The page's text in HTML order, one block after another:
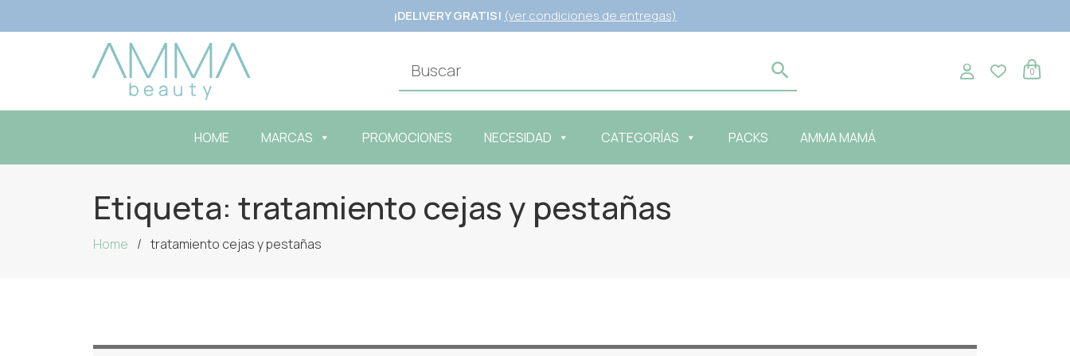
¡DELIVERY GRATIS! (ver condiciones de entregas)
0
HOME MARCAS PROMOCIONES NECESIDAD CATEGORÍAS PACKS AMMA MAMÁ
Etiqueta: tratamiento cejas y pestañas
Home tratamiento cejas y pestañas